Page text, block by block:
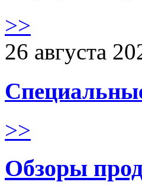
>>
26 августа
>>
Обзоры